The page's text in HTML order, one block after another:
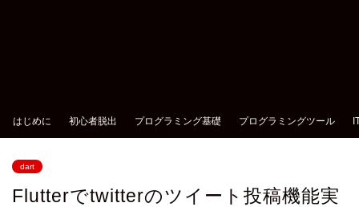
はじめに 初心者脱出 プログラミング基礎 プログラミングツール
dart
Flutterでtwitterのツイート投稿機能実